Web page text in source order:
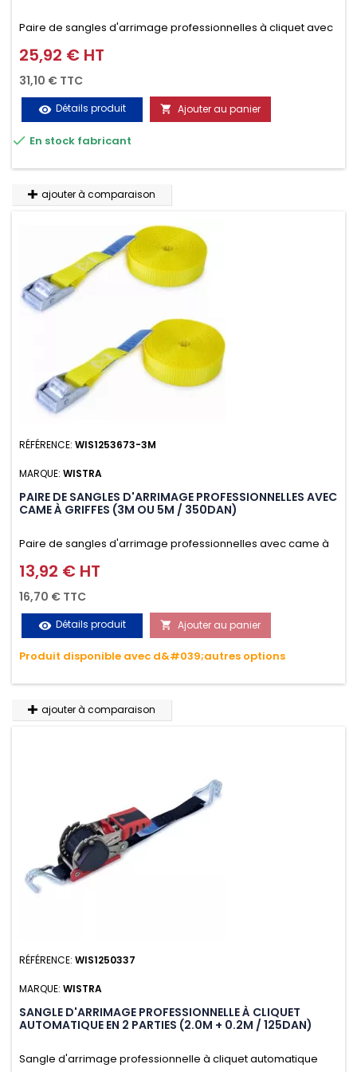
Paire de sangles d'arrimage professionnelles à cliquet avec
crochet en 2 parties (4.5M + 0.5M / 400daN), simple et rapide
d'utilisation. Permet d'arrimer et de sécuriser
vos chargements pendant le transport. Matière polyester
très résistante aux UV et aux variations de températures,
n'absorbe pas l'eau.
Prix
25,92 € HT
31,10 € TTC
visibility Détails produit  Ajouter au panier
 En stock fabricant
ajouter à comparaison
RÉFÉRENCE: WIS1253673-3M
MARQUE: WISTRA
PAIRE DE SANGLES D'ARRIMAGE PROFESSIONNELLES AVEC
CAME À GRIFFES (3M OU 5M / 350DAN)
Paire de sangles d'arrimage professionnelles avec came à
griffes (3M ou 5M / 350daN), simple et rapide d'utilisation.
Permet d'arrimer et de sécuriser vos chargements pendant
le transport. Matière polyester très résistante aux UV et aux
variations de températures, n'absorbe pas l'eau.
Prix
13,92 € HT
16,70 € TTC
visibility Détails produit  Ajouter au panier
Produit disponible avec d&#039;autres options
ajouter à comparaison
RÉFÉRENCE: WIS1250337
MARQUE: WISTRA
SANGLE D'ARRIMAGE PROFESSIONNELLE À CLIQUET
AUTOMATIQUE EN 2 PARTIES (2.0M + 0.2M / 125DAN)
Sangle d'arrimage professionnelle à cliquet automatique